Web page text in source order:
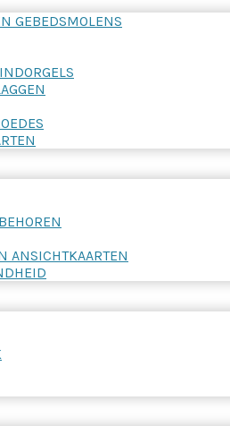
GEBEDSMOLENS
ANSICHTKAARTEN